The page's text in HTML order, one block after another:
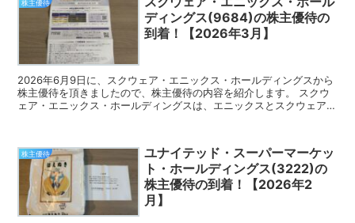
株主優待
ディングス(9684)の株主優待の
到着！【2026年3月】
2026年6月9日に、スクウェア・エニックス・ホールディングスから
株主優待を頂きましたので、株主優待の内容を紹介します。 スクウ
ェア・エニックス・ホールディングスは、エニックスとスクウェアが
株主優待
ユナイテッド・スーパーマーケッ
ト・ホールディングス(3222)の
株主優待の到着！【2026年2
月】